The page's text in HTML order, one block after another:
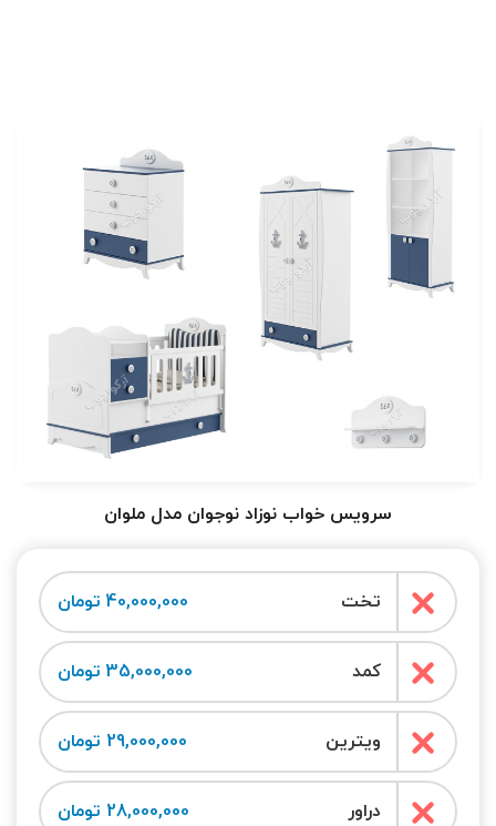
سرویس خواب نوزاد نوجوان مدل ملوان
تخت 40,000,000 تومان
کمد 35,000,000 تومان
ویترین 29,000,000 تومان
دراور 28,000,000 تومان